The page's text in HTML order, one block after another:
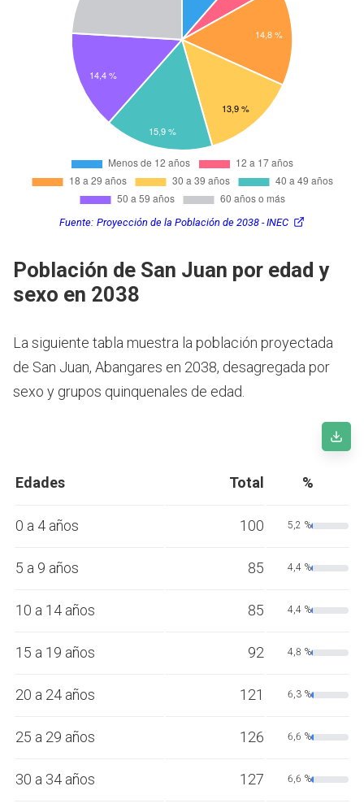
Fuente: Proyección de la Población de 2038 - INEC
Población de San Juan por edad y
sexo en 2038
La siguiente tabla muestra la población proyectada
de San Juan, Abangares en 2038, desagregada por
sexo y grupos quinquenales de edad.
Edades Total %
0 a 4 años 100 5,2 %
5 a 9 años 85 4,4 %
10 a 14 años 85 4,4 %
15 a 19 años 92 4,8 %
20 a 24 años 121 6,3 %
25 a 29 años 126 6,6 %
30 a 34 años 127 6,6 %